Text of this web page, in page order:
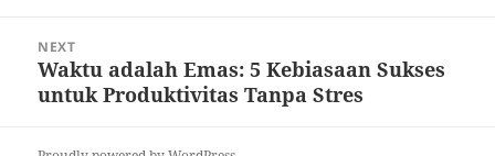
NEXT
Next
post:
Waktu adalah Emas: 5 Kebiasaan Sukses
untuk Produktivitas Tanpa Stres